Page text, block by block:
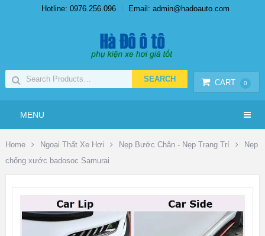
Hotline: 0976.256.096 Email: admin@hadoauto.com
CART 0
MENU
Home Ngoại Thất Xe Hơi Nẹp Bước Chân - Nẹp Trang Trí
Nẹp
chống xước badosoc Samurai